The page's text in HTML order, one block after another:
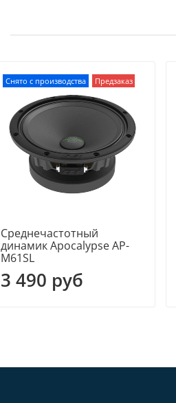
Снято с производства Предзаказ
Среднечастотный
динамик Apocalypse AP-
M61SL
3 490 руб